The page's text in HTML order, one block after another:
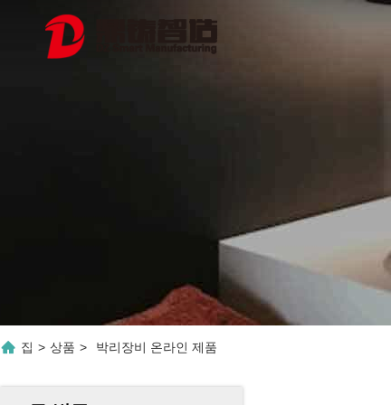
집 > 상품 > 박리장비 온라인 제품